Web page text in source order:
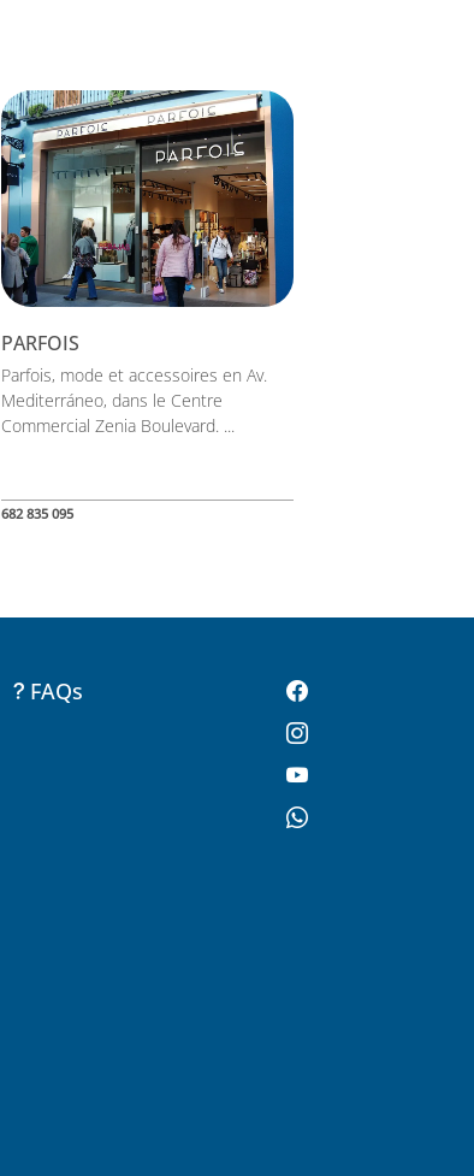
PARFOIS
Parfois, mode et accessoires en Av.
Mediterráneo, dans le Centre
Commercial Zenia Boulevard. ...
682 835 095
FAQs